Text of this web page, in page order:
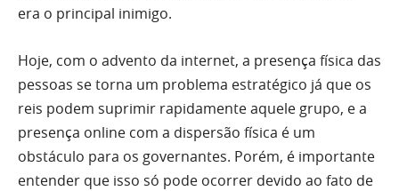
era o principal inimigo.
Hoje, com o advento da internet, a presença física das
pessoas se torna um problema estratégico já que os
reis podem suprimir rapidamente aquele grupo, e a
presença online com a dispersão física é um
obstáculo para os governantes. Porém, é importante
entender que isso só pode ocorrer devido ao fato de